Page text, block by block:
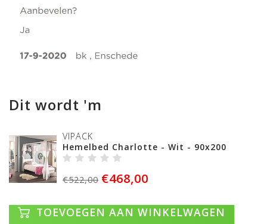
Dit wordt 'm
VIPACK
Hemelbed Charlotte - Wit - 90x200
€522,00 €468,00
TOEVOEGEN AAN WINKELWAGEN